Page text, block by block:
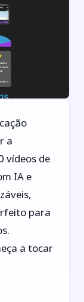
a
vídeos de
IA e
para
a tocar